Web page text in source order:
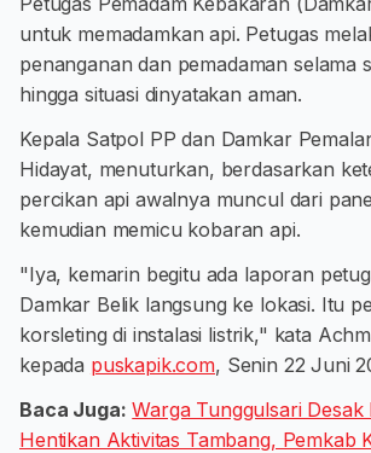
untuk memadamkan api. Petugas
penanganan dan pemadaman selama
hingga situasi dinyatakan aman.
Kepala Satpol PP dan Damkar
Hidayat, menuturkan, berdasarkan
percikan api awalnya muncul dari
kemudian memicu kobaran api.
"Iya, kemarin begitu ada laporan
Damkar Belik langsung ke lokasi. Itu
korsleting di instalasi listrik," kata
kepada puskapik.com, Senin 22 Juni
Baca Juga: Warga Tunggulsari Desak
Hentikan Aktivitas Tambang, Pemkab